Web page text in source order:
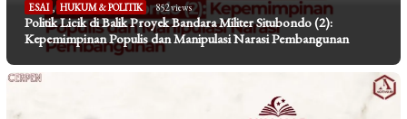
ESAI , HUKUM & POLITIK 852 views
Politik Licik di Balik Proyek Bandara Militer Situbondo (2):
Kepemimpinan Populis dan Manipulasi Narasi Pembangunan